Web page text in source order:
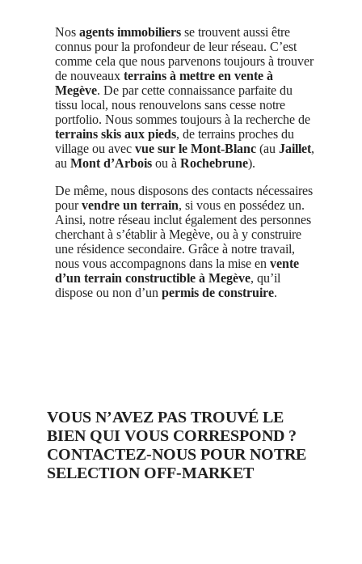
Nos agents immobiliers se trouvent aussi être
connus pour la profondeur de leur réseau. C’est
comme cela que nous parvenons toujours à trouver
de nouveaux terrains à mettre en vente à
Megève. De par cette connaissance parfaite du
tissu local, nous renouvelons sans cesse notre
portfolio. Nous sommes toujours à la recherche de
terrains skis aux pieds, de terrains proches du
village ou avec vue sur le Mont-Blanc (au Jaillet,
au Mont d’Arbois ou à Rochebrune).
De même, nous disposons des contacts nécessaires
pourvendre un terrain, si vous en possédez un.
Ainsi, notre réseau inclut également des personnes
cherchant à s’établir à Megève, ou à y construire
une résidence secondaire. Grâce à notre travail,
nous vous accompagnons dans la mise en vente
d’un terrain constructible à Megève, qu’il
dispose ou non d’un permis de construire.
VOUS N’AVEZ PAS TROUVÉ LE
BIEN QUI VOUS CORRESPOND ?
CONTACTEZ-NOUS POUR NOTRE
SELECTION OFF-MARKET